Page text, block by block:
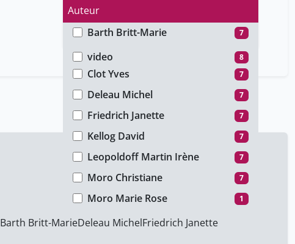
Auteur
Barth Britt-Marie
7
Brossard Michel 7
Clot Yves 7
Deleau Michel 7
Friedrich Janette 7
Kellog David 7
Leopoldoff Martin Irène 7
Moro Christiane 7
Moro Marie Rose 1
Ratner Carl
Type de média
video
8
Barth Britt-MarieDeleau MichelFriedrich Janette